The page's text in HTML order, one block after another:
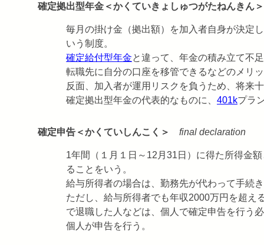
確定拠出型年金＜かくていきょしゅつがたねんきん＞
毎月の掛け金（拠出額）を加入者自身が決定
いう制度。
確定給付型年金と違って、年金の積み立て不
転職先に自分の口座を移管できるなどのメリ
反面、加入者が運用リスクを負うため、将来
確定拠出型年金の代表的なものに、 401kプラ
確定申告＜かくていしんこく＞ final declaration
1年間（１月１日～12月31日）に得た所得金
ることをいう。
給与所得者の場合は、勤務先が代わって手続
ただし、給与所得者でも年収2000万円を超え
で退職した人などは、個人で確定申告を行う
個人が申告を行う。